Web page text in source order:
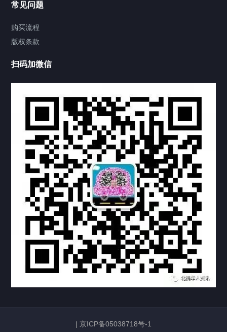
视频中心
热门标签 TAG
机构链接
联系方式 关于我们
下载与支持
资料下载 视频中心
常见问题
购买流程 版权条款
常见问题
购买流程
版权条款
扫码加微信
| 京ICP备05038718号-1